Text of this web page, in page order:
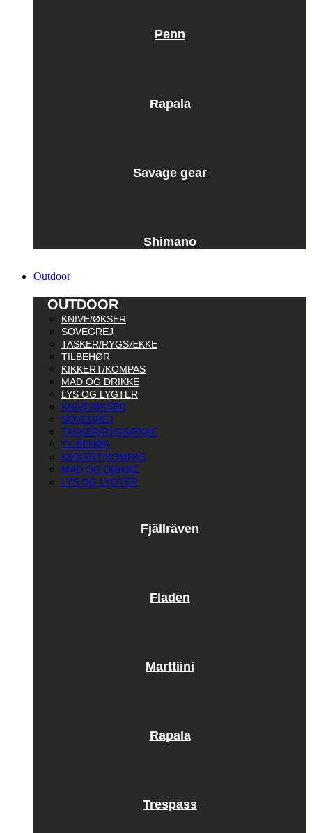
Penn
Rapala
Savage gear
Shimano
Outdoor
OUTDOOR
KNIVE/ØKSER
SOVEGREJ
TASKER/RYGSÆKKE
TILBEHØR
KIKKERT/KOMPAS
MAD OG DRIKKE
LYS OG LYGTER
KNIVE/ØKSER
SOVEGREJ
TASKER/RYGSÆKKE
TILBEHØR
KIKKERT/KOMPAS
MAD OG DRIKKE
LYS OG LYGTER
Fjällräven
Fladen
Marttiini
Rapala
Trespass